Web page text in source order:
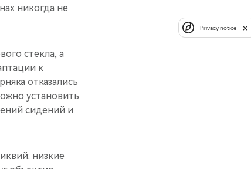
никогда не
стекла, а
к
отказались
установить
сидений и
низкие
Privacy notice